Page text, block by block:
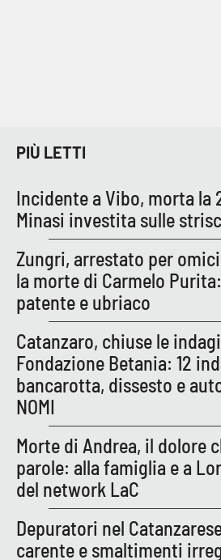
Lamezia Terme
PROGETTI
SPECIALI
Buona Sanità Calabria
LA
CALABRIAVISIONE
Destinazioni
Eventi
Food
Storie
LAC
NETWORK
PIÙ LETTI
Incidente a Vibo, morta la
Minasi investita sulle
Zungri, arrestato per
la morte di Carmelo
patente e ubriaco
Catanzaro, chiuse le
Fondazione Betania: 12
bancarotta, dissesto e
NOMI
Morte di Andrea, il dolore
parole: alla famiglia e a
del network LaC
Depuratori nel
carente e smaltimenti